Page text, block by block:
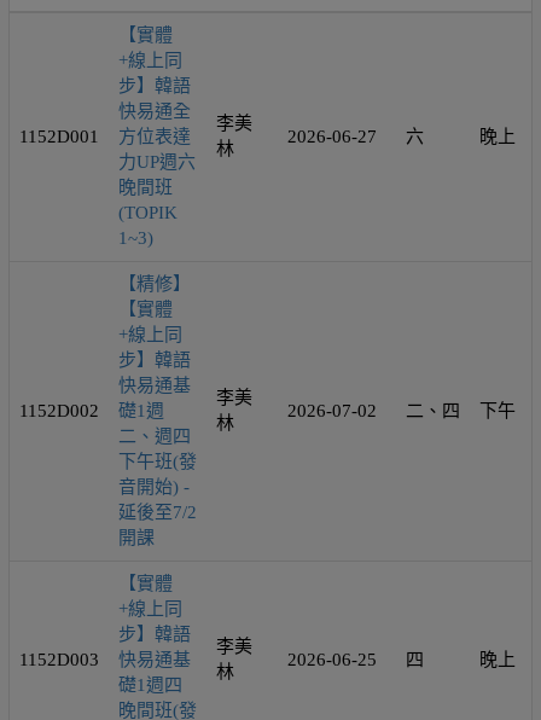
1152D001
【實體
+線上同
步】韓語
快易通全
方位表達
力UP週六
晚間班
(TOPIK
1~3)
李美
林
2026-06-27 六 晚上
1152D002
【精修】
【實體
+線上同
步】韓語
快易通基
礎1週
二、週四
下午班(發
音開始) -
延後至7/2
開課
李美
林
2026-07-02 二、四 下午
1152D003
【實體
+線上同
步】韓語
快易通基
礎1週四
晚間班(發
李美
林
2026-06-25 四 晚上